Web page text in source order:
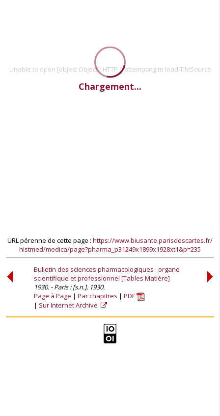
Unable to open [object Object]: HTTP 0 attempting to load TileSource
Chargement...
URL pérenne de cette page : https://www.biusante.parisdescartes.fr/
histmed/medica/page?pharma_p31249x1899x1928xt1&p=235
Bulletin des sciences pharmacologiques : organe
scientifique et professionnel [Tables Matière]
1930. - Paris : [s.n.], 1930.
Page à Page
Par chapitres
PDF
Sur Internet Archive